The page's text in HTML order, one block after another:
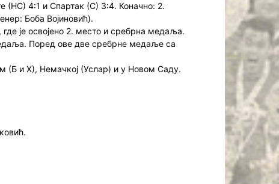
(НС) 4:1 и Спартак (С) 3:4. Коначно: 2.
Боба Војиновић).
је освојено 2. место и сребрна медаља.
Поред ове две сребрне медаље са
(Б и Х), Немачкој (Услар) и у Новом Саду.